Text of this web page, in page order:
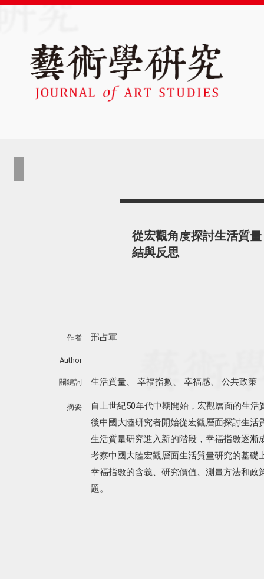
從宏觀角度探討生活質
結與反思
作者 邢占軍
Author
關鍵詞 生活質量 幸福指數、 幸福感、 公共政策
摘要
自上世紀50年代中期開始，宏觀層面的生
後中國大陸研究者開始從宏觀層面探討生活
生活質量研究進入新的階段，幸福指數逐
考察中國大陸宏觀層面生活質量研究的基
幸福指數的含義、研究價值、測量方法和
題。